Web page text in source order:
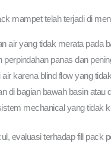
mampet telah terjadi di
air yang tidak merata pada
perpindahan panas dan
karena blind flow yang
di bagian bawah basin atau
mechanical yang tidak
evaluasi terhadap fill